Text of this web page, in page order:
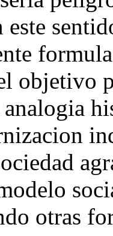
este
objetivo
analogia
otras